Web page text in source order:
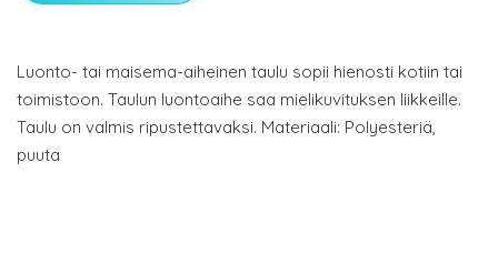
Luonto- tai maisema-aiheinen taulu sopii hienosti kotiin tai
toimistoon. Taulun luontoaihe saa mielikuvituksen liikkeille.
Taulu on valmis ripustettavaksi. Materiaali: Polyesteriä,
puuta